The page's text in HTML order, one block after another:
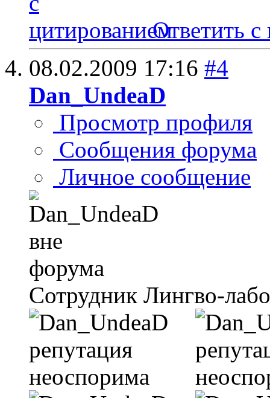
Ответить с
08.02.2009 17:16 #4
Dan_UndeaD
Просмотр профиля
Сообщения форума
Личное сообщение
Сотрудник Лингво-